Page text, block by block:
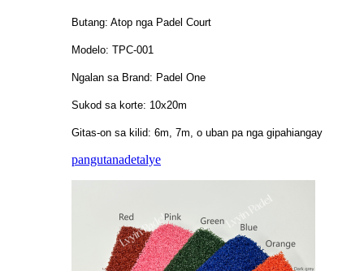
Butang: Atop nga Padel Court
Modelo: TPC-001
Ngalan sa Brand: Padel One
Sukod sa korte: 10x20m
Gitas-on sa kilid: 6m, 7m, o uban pa nga gipahiangay
pangutanadetalye